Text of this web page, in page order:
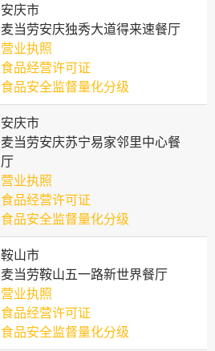
安庆市
麦当劳安庆独秀大道得来速餐厅
营业执照
食品经营许可证
食品安全监督量化分级
安庆市
麦当劳安庆苏宁易家邻里中心餐
厅
营业执照
食品经营许可证
食品安全监督量化分级
鞍山市
麦当劳鞍山五一路新世界餐厅
营业执照
食品经营许可证
食品安全监督量化分级